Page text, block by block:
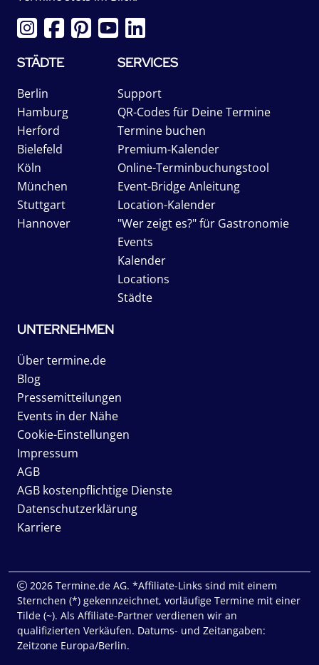
STÄDTE
Berlin
Hamburg
Herford
Bielefeld
Köln
München
Stuttgart
Hannover
SERVICES
Support
QR-Codes für Deine Termine
Termine buchen
Premium-Kalender
Online-Terminbuchungstool
Event-Bridge Anleitung
Location-Kalender
"Wer zeigt es?" für Gastronomie
Events
Kalender
Locations
Städte
UNTERNEHMEN
Über termine.de
Blog
Pressemitteilungen
Events in der Nähe
Cookie-Einstellungen
Impressum
AGB
AGB kostenpflichtige Dienste
Datenschutzerklärung
Karriere
2026 Termine.de AG. *Affiliate-Links sind mit einem
Sternchen (*) gekennzeichnet, vorläufige Termine mit einer
Tilde (~). Als Affiliate-Partner verdienen wir an
qualifizierten Verkäufen. Datums- und Zeitangaben:
Zeitzone Europa/Berlin.